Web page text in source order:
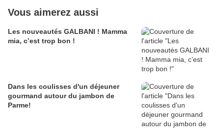
Vous aimerez aussi
Les nouveautés GALBANI ! Mamma
mia, c’est trop bon !
Dans les coulisses d'un déjeuner
gourmand autour du jambon de
Parme!